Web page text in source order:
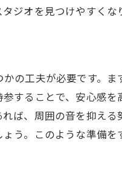
ョン
ック
ジオを見つけやすくな
の工夫が必要です。
することで、安心感を
ば、周囲の音を抑え
う。このような準備